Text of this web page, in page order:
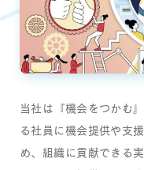
当社は『機会をつかむ
る社員に機会提供や支
め、組織に貢献できる